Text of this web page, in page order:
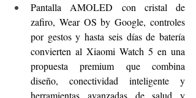
Pantalla AMOLED con cristal de
zafiro, Wear OS by Google, controles
por gestos y hasta seis días de batería
convierten al Xiaomi Watch 5 en una
propuesta premium que combina
diseño, conectividad inteligente y
herramientas avanzadas de salud y